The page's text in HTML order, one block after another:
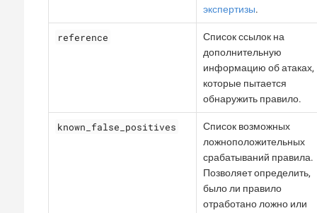
экспертизы.
reference
Список ссылок на
дополнительную
информацию об атаках,
которые пытается
обнаружить правило.
known_false_positives
Список возможных
ложноположительных
срабатываний правила.
Позволяет определить,
было ли правило
отработано ложно или